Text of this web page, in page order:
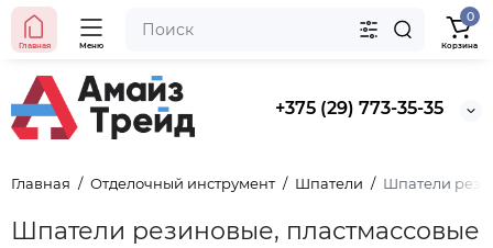
+375 (29) 773-35-35
Главная Меню
0
Корзина
Главная Отделочный инструмент Шпатели Шпатели
Шпатели резиновые, пластмассовые